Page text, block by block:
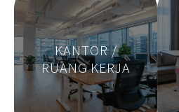
KANTOR /
RUANG KERJA